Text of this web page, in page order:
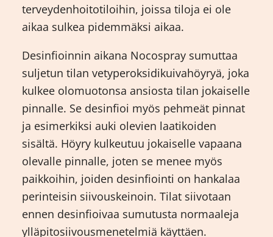
terveydenhoitotiloihin, joissa tiloja ei ole
aikaa sulkea pidemmäksi aikaa.
Desinfioinnin aikana Nocospray sumuttaa
suljetun tilan vetyperoksidikuivahöyryä, joka
kulkee olomuotonsa ansiosta tilan jokaiselle
pinnalle. Se desinfioi myös pehmeät pinnat
ja esimerkiksi auki olevien laatikoiden
sisältä. Höyry kulkeutuu jokaiselle vapaana
olevalle pinnalle, joten se menee myös
paikkoihin, joiden desinfiointi on hankalaa
perinteisin siivouskeinoin. Tilat siivotaan
ennen desinfioivaa sumutusta normaaleja
ylläpitosiivousmenetelmiä käyttäen.